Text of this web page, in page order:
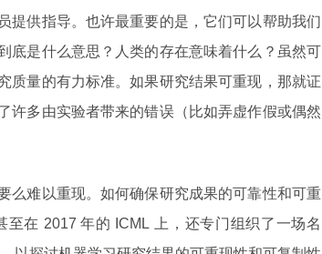
提供指导。也许最重要的是，它们可以帮助我们
底是什么意思？人类的存在意味着什么？虽然可
质量的有力标准。如果研究结果可重现，那就证
许多由实验者带来的错误（比如弄虚作假或偶然
么难以重现。如何确保研究成果的可靠性和可重
在 2017 年的 ICML 上，还专门组织了一场名